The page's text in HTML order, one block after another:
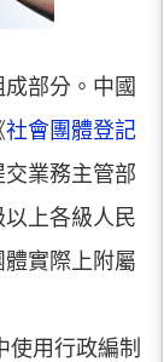
部分。中國
社會團體登記
業務主管部
上各級人民
實際上附屬
使用行政編制